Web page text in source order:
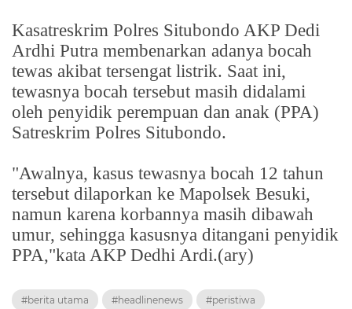
Kasatreskrim Polres Situbondo AKP Dedi
Ardhi Putra membenarkan adanya bocah
tewas akibat tersengat listrik. Saat ini,
tewasnya bocah tersebut masih didalami
oleh penyidik perempuan dan anak (PPA)
Satreskrim Polres Situbondo.
"Awalnya, kasus tewasnya bocah 12 tahun
tersebut dilaporkan ke Mapolsek Besuki,
namun karena korbannya masih dibawah
umur, sehingga kasusnya ditangani penyidik
PPA,"kata AKP Dedhi Ardi.(ary)
#berita utama #headlinenews #peristiwa